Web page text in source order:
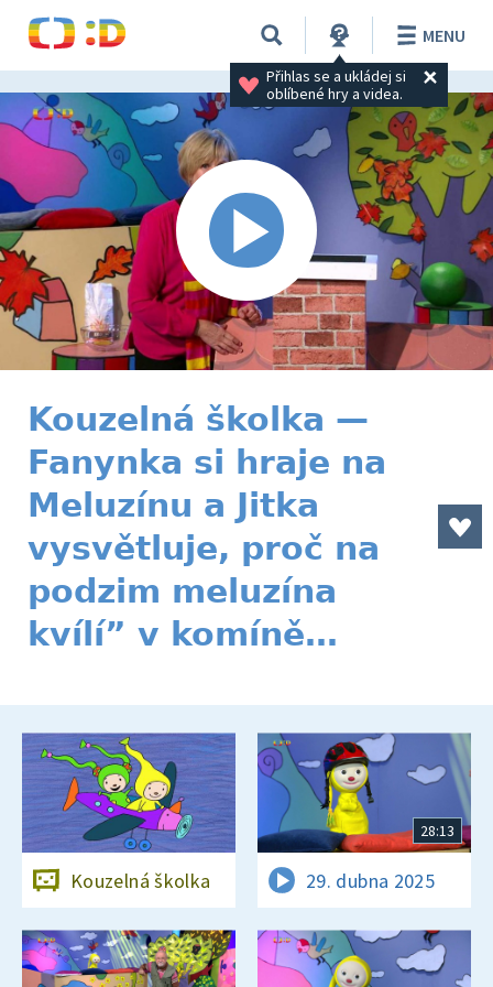
Přihlas se a ukládej si
oblíbené hry a videa.
MENU
Kouzelná školka —
Fanynka si hraje na
Meluzínu a Jitka
vysvětluje, proč na
podzim meluzína
kvílí” v komíně…
Kouzelná školka
28:13
29. dubna 2025